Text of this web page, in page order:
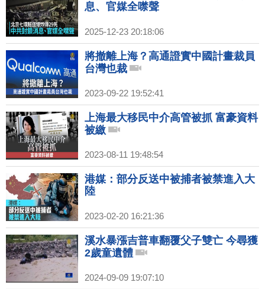
息、官媒全噤聲
2025-12-23 20:18:06
將撤離上海？高通證實中國計畫裁員
台灣也裁
2023-09-22 19:52:41
上海最大移民中介高管被抓 富豪資料
被繳
2023-08-11 19:48:54
港媒：部分反送中被捕者被禁進入大
陸
2023-02-20 16:21:36
溪水暴漲吉普車翻覆父子雙亡 今尋獲
2歲童遺體
2024-09-09 19:07:10